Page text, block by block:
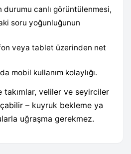
durumu canlı görüntülenmesi,
soru yoğunluğunun
veya tablet üzerinden net
mobil kullanım kolaylığı.
takımlar, veliler ve seyirciler
– kuyruk bekleme ya
uğraşma gerekmez.